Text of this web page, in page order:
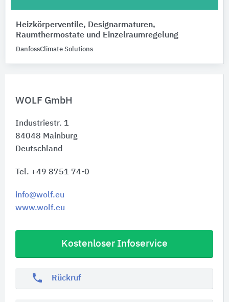
WOLF GmbH
Industriestr. 1
84048 Mainburg
Deutschland
Tel. +49 8751 74-0
info@wolf.eu
www.wolf.eu
Kostenloser Infoservice
phone Rückruf
Heizkörperventile, Designarmaturen,
Raumthermostate und Einzelraumregelung
DanfossClimate Solutions